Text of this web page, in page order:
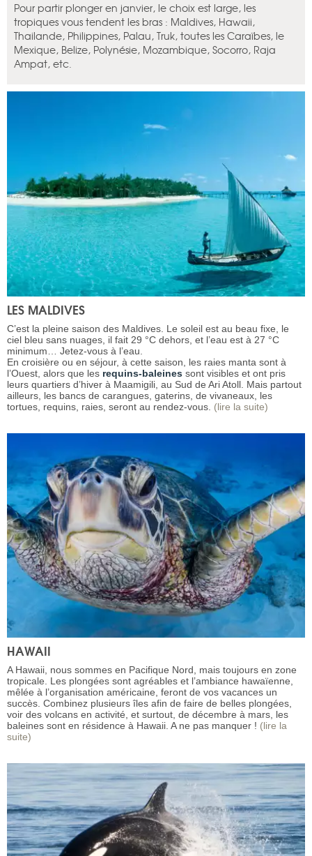
Pour partir plonger en janvier, le choix est large, les
tropiques vous tendent les bras : Maldives, Hawaii,
Thailande, Philippines, Palau, Truk, toutes les Caraïbes, le
Mexique, Belize, Polynésie, Mozambique, Socorro, Raja
Ampat, etc.
LES MALDIVES
C’est la pleine saison des Maldives. Le soleil est au beau fixe, le
ciel bleu sans nuages, il fait 29 °C dehors, et l’eau est à 27 °C
minimum… Jetez-vous à l’eau.
En croisière ou en séjour, à cette saison, les raies manta sont à
l’Ouest, alors que les requins-baleines sont visibles et ont pris
leurs quartiers d’hiver à Maamigili, au Sud de Ari Atoll. Mais partout
ailleurs, les bancs de carangues, gaterins, de vivaneaux, les
tortues, requins, raies, seront au rendez-vous. (lire la suite)
HAWAII
A Hawaii, nous sommes en Pacifique Nord, mais toujours en zone
tropicale. Les plongées sont agréables et l’ambiance hawaïenne,
mêlée à l’organisation américaine, feront de vos vacances un
succès. Combinez plusieurs îles afin de faire de belles plongées,
voir des volcans en activité, et surtout, de décembre à mars, les
baleines sont en résidence à Hawaii. A ne pas manquer ! (lire la
suite)